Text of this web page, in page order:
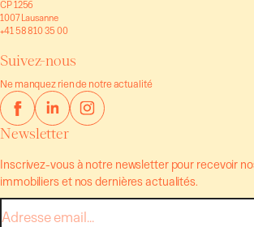
CP 1256
1007 Lausanne
+41 58 810 35 00
Suivez-nous
Ne manquez rien de notre actualité
Newsletter
Inscrivez-vous à notre newsletter pour recevoir
immobiliers et nos dernières actualités.
mail